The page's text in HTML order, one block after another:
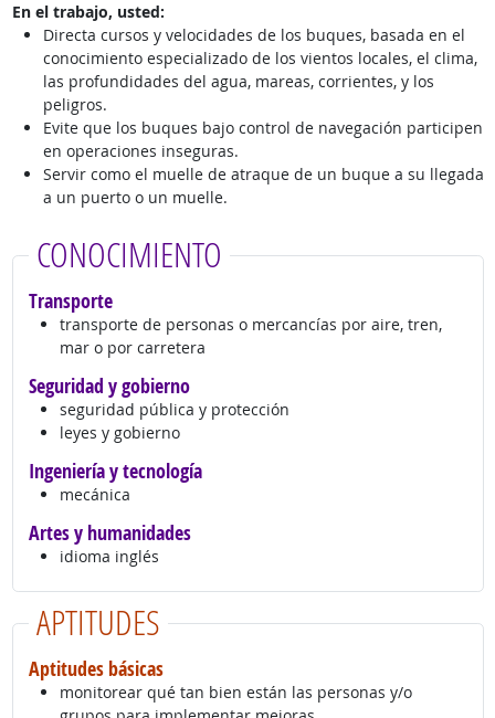
En el trabajo, usted:
Directa cursos y velocidades de los buques, basada en el
conocimiento especializado de los vientos locales, el clima,
las profundidades del agua, mareas, corrientes, y los
peligros.
Evite que los buques bajo control de navegación participen
en operaciones inseguras.
Servir como el muelle de atraque de un buque a su llegada
a un puerto o un muelle.
CONOCIMIENTO
Transporte
transporte de personas o mercancías por aire, tren,
mar o por carretera
Seguridad y gobierno
seguridad pública y protección
leyes y gobierno
Ingeniería y tecnología
mecánica
Artes y humanidades
idioma inglés
APTITUDES
Aptitudes básicas
monitorear qué tan bien están las personas y/o